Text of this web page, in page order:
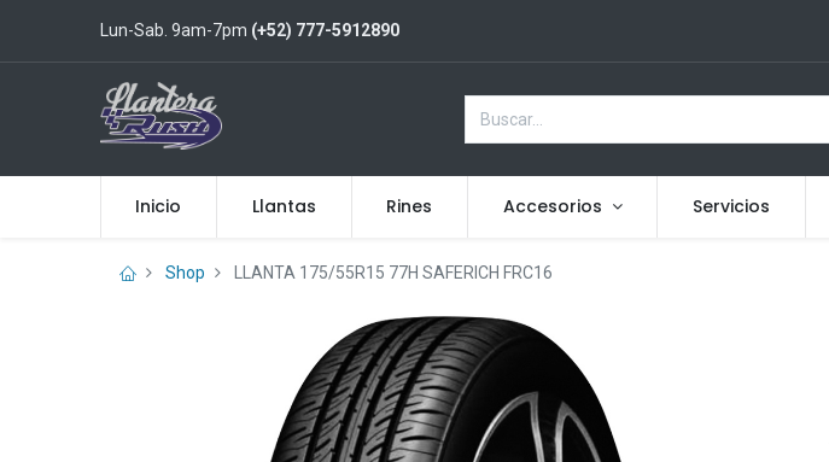
Lun-Sab. 9am-7pm (+52) 777-5912890
Inicio Llantas Rines Accesorios Servicios
Shop LLANTA 175/55R15 77H SAFERICH FRC16